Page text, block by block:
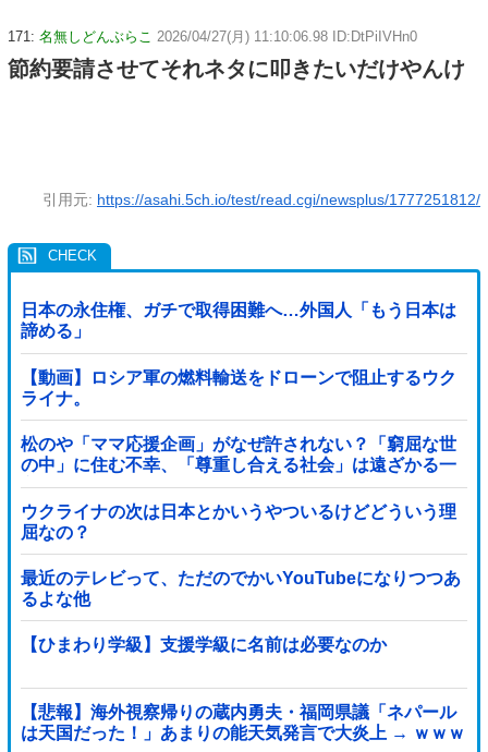
171: 名無しどんぶらこ 2026/04/27(月) 11:10:06.98 ID:DtPiIVHn0
節約要請させてそれネタに叩きたいだけやんけ
引用元: https://asahi.5ch.io/test/read.cgi/newsplus/1777251812/
日本の永住権、ガチで取得困難へ…外国人「もう日本は
諦める」
【動画】ロシア軍の燃料輸送をドローンで阻止するウク
ライナ。
松のや「ママ応援企画」がなぜ許されない？「窮屈な世
の中」に住む不幸、「尊重し合える社会」は遠ざかる一
方
ウクライナの次は日本とかいうやついるけどどういう理
屈なの？
最近のテレビって、ただのでかいYouTubeになりつつあ
るよな他
【ひまわり学級】支援学級に名前は必要なのか
【悲報】海外視察帰りの蔵内勇夫・福岡県議「ネパール
は天国だった！」あまりの能天気発言で大炎上 → ｗｗｗ